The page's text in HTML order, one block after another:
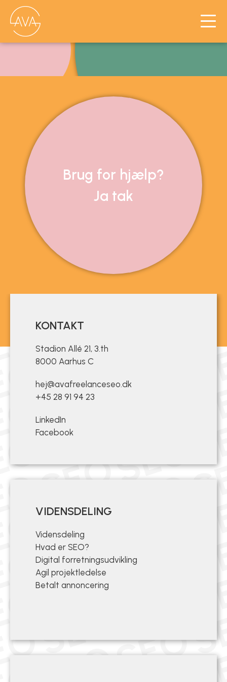
Brug for hjælp?
Ja tak
KONTAKT
Stadion Allé 21, 3.th
8000 Aarhus C
hej@avafreelanceseo.dk
+45 28 91 94 23
LinkedIn
Facebook
VIDENSDELING
Vidensdeling
Hvad er SEO?
Digital forretningsudvikling
Agil projektledelse
Betalt annoncering